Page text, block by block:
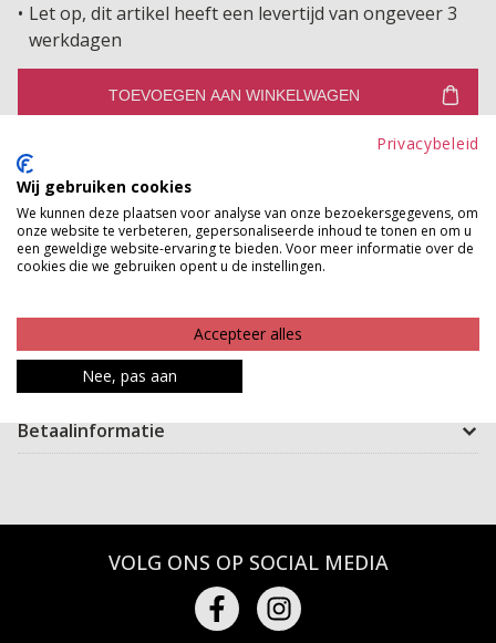
Let op, dit artikel heeft een levertijd van ongeveer 3
werkdagen
TOEVOEGEN AAN WINKELWAGEN
Gratis ophalen en ruilen in onze winkels
Bekijk voorraad winkel
go-to voor een stijlvolle en georganiseerde dag on the
move. Met een luxe afwerking, praktische vakken en
comfy draaggemak heb je alles binnen handbereik.
Betaalinformatie
VOLG ONS OP SOCIAL MEDIA
Privacybeleid
Wij gebruiken cookies
We kunnen deze plaatsen voor analyse van onze bezoekersgegevens, om
onze website te verbeteren, gepersonaliseerde inhoud te tonen en om u
een geweldige website-ervaring te bieden. Voor meer informatie over de
cookies die we gebruiken opent u de instellingen.
Accepteer alles
Nee, pas aan